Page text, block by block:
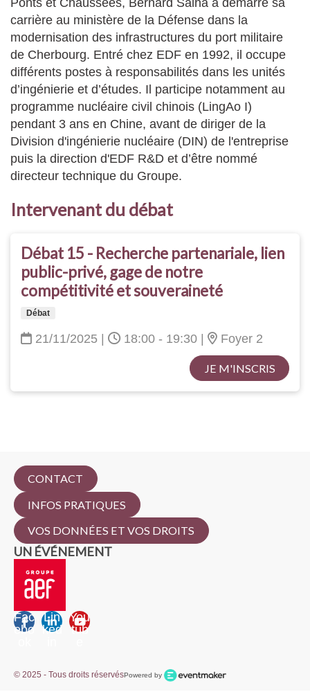
Ponts et Chaussées, Bernard Salha a démarré sa
carrière au ministère de la Défense dans la
modernisation des infrastructures du port militaire
de Cherbourg. Entré chez EDF en 1992, il occupe
différents postes à responsabilités dans les unités
d’ingénierie et d’études. Il participe notamment au
programme nucléaire civil chinois (LingAo I)
pendant 3 ans en Chine, avant de diriger de la
Division d'ingénierie nucléaire (DIN) de l'entreprise
puis la direction d'EDF R&D et d’être nommé
directeur technique du Groupe.
Intervenant du débat
Débat 15 - Recherche partenariale, lien
public-privé, gage de notre
compétitivité et souveraineté
Débat
21/11/2025 18:00 - 19:30 Foyer 2
JE M'INSCRIS
CONTACT
INFOS PRATIQUES
VOS DONNÉES ET VOS DROITS
UN ÉVÉNEMENT
Fac
ebo
Lin
ked
You
tub
© 2025 - Tous droits réservésPowered by